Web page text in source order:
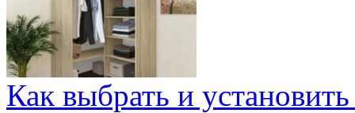
Как выбрать и